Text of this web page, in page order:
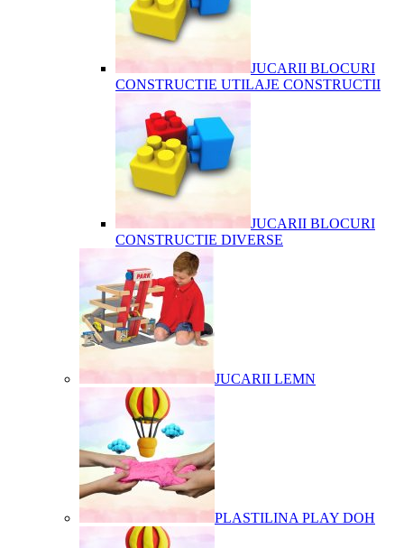
JUCARII BLOCURI
CONSTRUCTIE UTILAJE CONSTRUCTII
JUCARII BLOCURI
CONSTRUCTIE DIVERSE
JUCARII LEMN
PLASTILINA PLAY DOH